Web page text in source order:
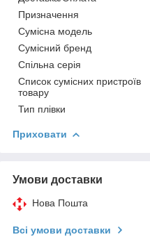
Призначення
Сумісна модель
Сумісний бренд
Спільна серія
Список сумісних пристроїв
товару
Тип плівки
Приховати
Умови доставки
Нова Пошта
Всі умови доставки